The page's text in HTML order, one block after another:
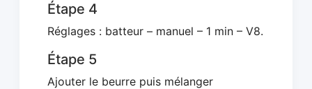
Étape 4
Réglages : batteur – manuel – 1 min – V8.
Étape 5
Ajouter le beurre puis mélanger